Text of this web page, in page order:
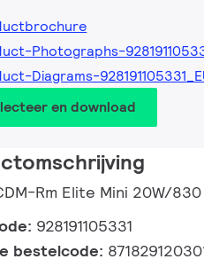
Photographs-
Diagrams-
en download
Rm Elite Mini 20W/830
928191105331
bestelcode: